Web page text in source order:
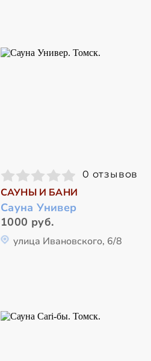
0 отзывов
САУНЫ И БАНИ
Сауна Универ
1000 руб.
улица Ивановского, 6/8